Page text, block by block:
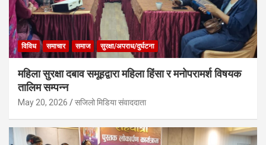
विविध समाचार समाज सुरक्षा/अपराध/दुर्घटना
महिला सुरक्षा दबाव समूहद्वारा महिला हिंसा र मनोपरामर्श विषयक
तालिम सम्पन्न
May 20, 2026 सजिलो मिडिया संवाददाता